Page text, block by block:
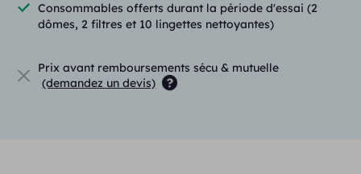
CrossLink Directionality 3
Masqueur d’acouphènes
Consommables offerts durant la période d'essai (2
dômes, 2 filtres et 10 lingettes nettoyantes)
Prix avant remboursements sécu & mutuelle
(demandez un devis)